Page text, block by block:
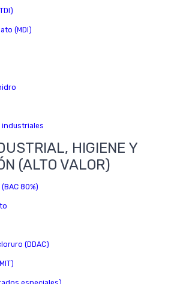
(MDI)
industriales
HIGIENE Y
(ALTO VALOR)
80%)
(DDAC)